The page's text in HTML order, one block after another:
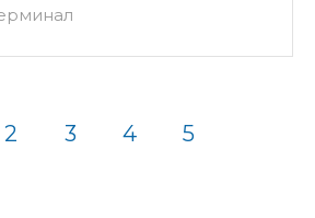
2 3 4 5